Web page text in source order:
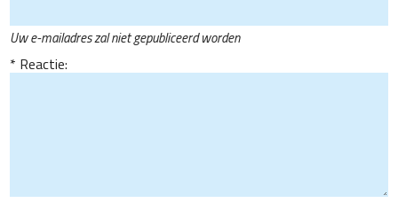
Uw e-mailadres zal niet gepubliceerd worden
Reactie: